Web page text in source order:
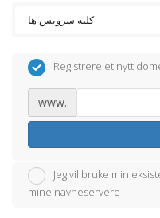
Registrere et nytt
www.
Jeg vil bruke min
mine navneservere